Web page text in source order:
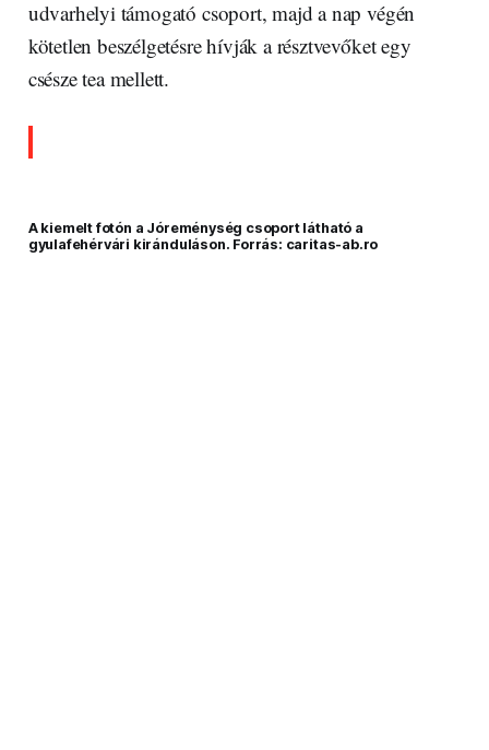
udvarhelyi támogató csoport, majd a nap végén
kötetlen beszélgetésre hívják a résztvevőket egy
csésze tea mellett.
A kiemelt fotón a Jóreménység csoportlátható a
gyulafehérvári kiránduláson. Forrás: caritas-ab.ro